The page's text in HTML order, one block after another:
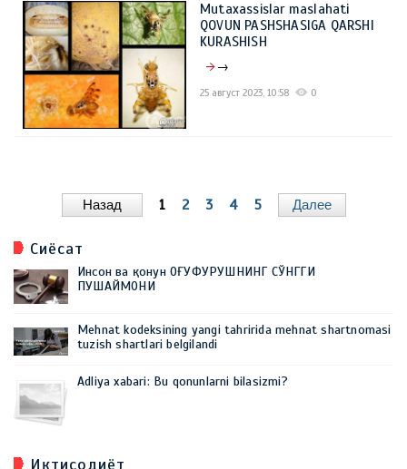
Mutaxassislar maslahati
QOVUN PASHSHASIGA QARSHI
KURASHISH
→
25 август 2023, 10:58 0
Назад 1 2 3 4 5 Далее
Сиёсат
Инсон ва қонун ОҒУФУРУШНИНГ СЎНГГИ
ПУШАЙМОНИ
Mehnat kodeksining yangi tahririda mehnat shartnomasi
tuzish shartlari belgilandi
Adliya xabari: Bu qonunlarni bilasizmi?
Иқтисодиёт